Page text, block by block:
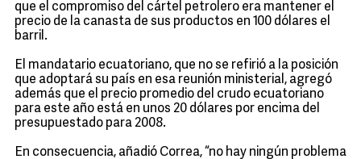
que el compromiso del cártel petrolero era mantener el
precio de la canasta de sus productos en 100 dólares el
barril.
El mandatario ecuatoriano, que no se refirió a la posición
que adoptará su país en esa reunión ministerial, agregó
además que el precio promedio del crudo ecuatoriano
para este año está en unos 20 dólares por encima del
presupuestado para 2008.
En consecuencia, añadió Correa, “no hay ningún problema